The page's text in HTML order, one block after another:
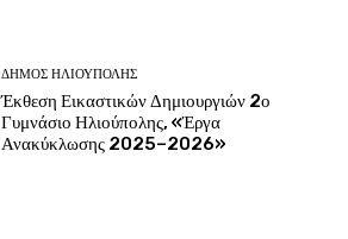
ΔΉΜΟΣ ΗΛΙΟΎΠΟΛΗΣ
Έκθεση Εικαστικών Δημιουργιών 2ο
Γυμνάσιο Ηλιούπολης, «Έργα
Ανακύκλωσης 2025–2026»